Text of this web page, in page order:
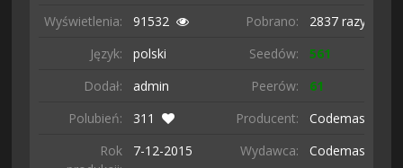
Wyświetlenia: 91532 Pobrano:
2837 razy
Język:
polski Seedów:
561
Dodał:
admin Peerów:
61
Polubień:
311 Producent:
Codemasters
Rok
7-12-2015 Wydawca: Codemasters